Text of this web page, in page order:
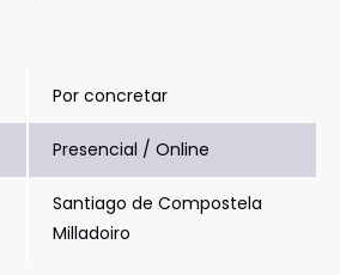
Por concretar
Presencial / Online
Santiago de Compostela
Milladoiro